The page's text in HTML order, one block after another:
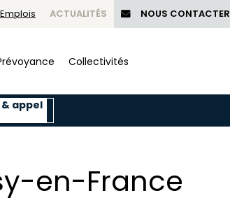
Emplois ACTUALITÉS NOUS CONTACTER
Collectivités
appel
en-France